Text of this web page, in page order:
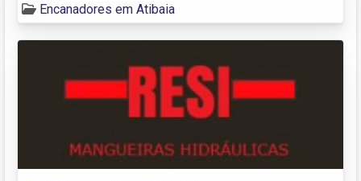
Encanadores em Atibaia